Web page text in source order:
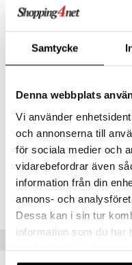
Samtycke
Denna webbplats
Vi använder
och annonserna till
för sociala medier och
vidarebefordrar även
information från din
annons- och
Dessa kan i sin tur
information som du har
En smart, avtagbar avdelare
grönsaker på den andra.
den sig till olika måltider och
Mått: 17,5 x 13 x 6,5 cm.
Artikelnr
TDN26-1-CEN
Lägsta pris senaste 30
Gris
Potter
Kitty
Mu
Pony
Patrol
& Findus
Friends
Minecraft
Ninjago
Speed Champions
Spidey
Super Heroes